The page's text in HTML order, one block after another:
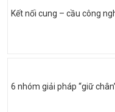
Kết nối cung – cầu công
6 nhóm giải pháp “giữ